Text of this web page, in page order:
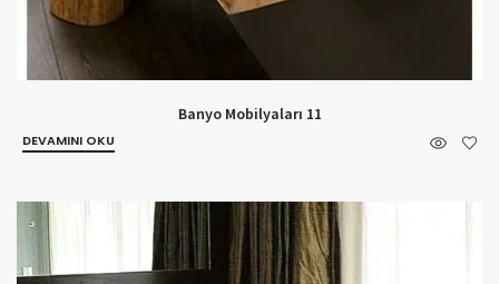
Banyo Mobilyaları 11
DEVAMINI OKU